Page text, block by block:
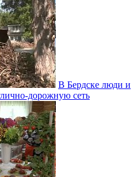
В Бердске люди и
сеть